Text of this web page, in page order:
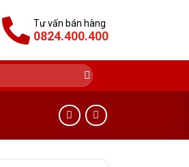
Tư vấn bán hàng
0824.400.400